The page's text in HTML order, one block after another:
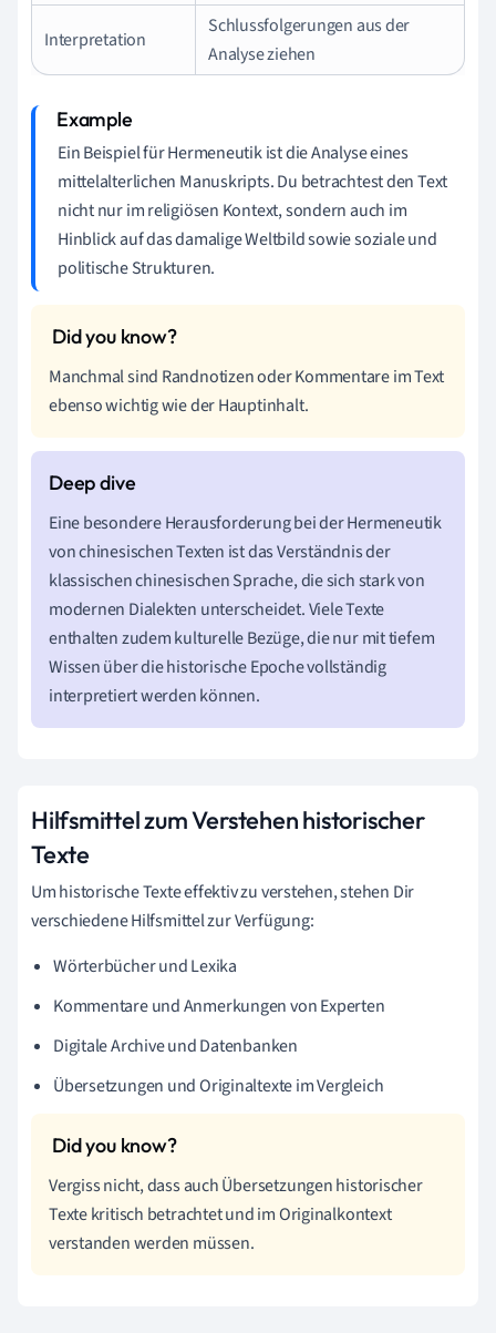
Interpretation
Schlussfolgerungen aus der
Analyse ziehen
Ein Beispiel für Hermeneutik ist die Analyse eines
mittelalterlichen Manuskripts. Du betrachtest den Text
nicht nur im religiösen Kontext, sondern auch im
Hinblick auf das damalige Weltbild sowie soziale und
politische Strukturen.
Manchmal sind Randnotizen oder Kommentare im Text
ebenso wichtig wie der Hauptinhalt.
Eine besondere Herausforderung bei der Hermeneutik
von chinesischen Texten ist das Verständnis der
klassischen chinesischen Sprache, die sich stark von
modernen Dialekten unterscheidet. Viele Texte
enthalten zudem kulturelle Bezüge, die nur mit tiefem
Wissen über die historische Epoche vollständig
interpretiert werden können.
Hilfsmittel zum Verstehen historischer
Texte
Um historische Texte effektiv zu verstehen, stehen Dir
verschiedene Hilfsmittel zur Verfügung:
Wörterbücher und Lexika
Kommentare und Anmerkungen von Experten
Digitale Archive und Datenbanken
Übersetzungen und Originaltexte im Vergleich
Vergiss nicht, dass auch Übersetzungen historischer
Texte kritisch betrachtet und im Originalkontext
verstanden werden müssen.